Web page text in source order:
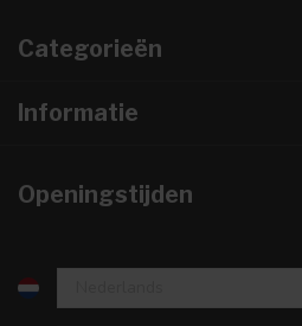
Categorieën
Informatie
Openingstijden